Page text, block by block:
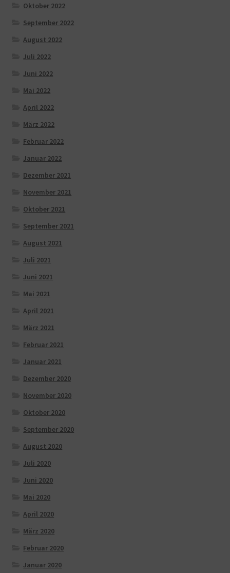
Oktober 2022
September 2022
August 2022
Juli 2022
Juni 2022
Mai 2022
April 2022
März 2022
Februar 2022
Januar 2022
Dezember 2021
November 2021
Oktober 2021
September 2021
August 2021
Juli 2021
Juni 2021
Mai 2021
April 2021
März 2021
Februar 2021
Januar 2021
Dezember 2020
November 2020
Oktober 2020
September 2020
August 2020
Juli 2020
Juni 2020
Mai 2020
April 2020
März 2020
Februar 2020
Januar 2020